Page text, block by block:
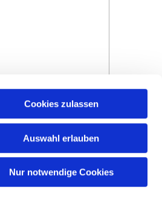
Cookies zulassen
Auswahl erlauben
Nur notwendige Cookies
Impressum und